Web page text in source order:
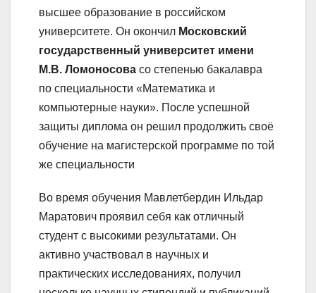
высшее образование в российском
университете. Он окончил Московский
государственный университет имени
М.В. Ломоносова со степенью бакалавра
по специальности «Математика и
компьютерные науки». После успешной
защиты диплома он решил продолжить своё
обучение на магистерской программе по той
же специальности
Во время обучения Мавлетбердин Ильдар
Маратович проявил себя как отличный
студент с высокими результатами. Он
активно участвовал в научных и
практических исследованиях, получил